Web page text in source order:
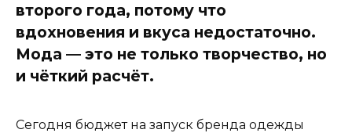
второго года, потому что
вдохновения и вкуса недостаточно.
Мода — это не только творчество, но
и чёткий расчёт.
Сегодня бюджет на запуск бренда одежды